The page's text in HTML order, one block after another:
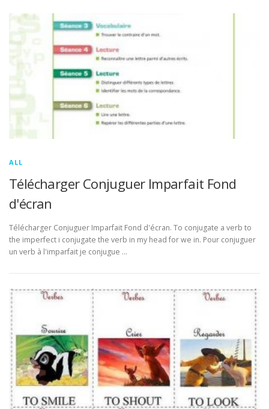
ALL
Télécharger Conjuguer Imparfait Fond
d'écran
Télécharger Conjuguer Imparfait Fond d'écran. To conjugate a verb to
the imperfect i conjugate the verb in my head for we in. Pour conjuguer
un verb à l'imparfait je conjugue …